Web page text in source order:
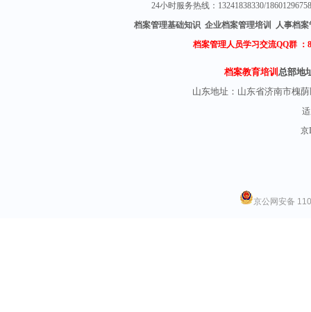
24小时服务热线：13241838330/
档案管理基础知识 企业档案管理培训 人事档
档案管理人员学习交流QQ群 ：
档案教育培训总部地
山东地址： 山东省济南市槐
京
京公网安备